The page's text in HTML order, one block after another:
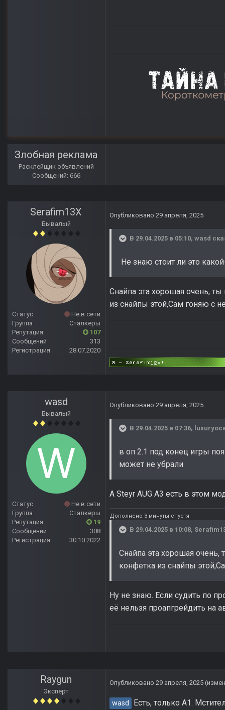
Злобная реклама
Расклейщик объявлений
Сообщений: 666
Serafim13X
Бывалый
Статус
Не в сети
Группа
Сталкеры
Репутация
107
Сообщений
313
Регистрация
28.07.2020
Опубликовано 29 апреля, 2025
В 29.04.2025 в 05:10, wasd
Не знаю стоит ли это
Снайпа эта хорошая очень,
из снайпы этой,Cам гоняю с
wasd
Бывалый
Статус
Не в сети
Группа
Сталкеры
Репутация
19
Сообщений
308
Регистрация
30.10.2022
Опубликовано 29 апреля, 2025
В 29.04.2025 в 07:36,
в оп 2.1 под конец игры
может не убрали
А Steyr AUG A3 есть в этом
Дополнено 3 минуты спустя
В 29.04.2025 в 10:08,
Снайпа эта хорошая очень,
конфетка из снайпы
Ну не знаю. Если судить по
её нельзя проапгрейдить на
Raygun
Эксперт
Опубликовано 29 апреля, 2025
wasd
Есть, только A1.